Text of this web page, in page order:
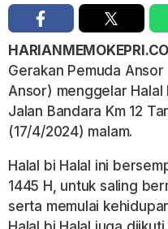
Gerakan Pemuda
Ansor) menggelar Halal
Jalan Bandara Km 12
(17/4/2024) malam.
Halal bi Halal ini
1445 H, untuk saling
serta memulai